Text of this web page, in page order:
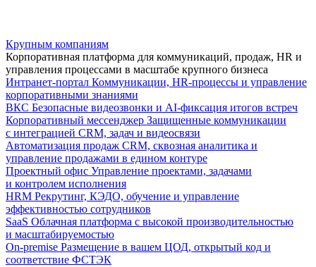
Крупным компаниям
Корпоративная платформа для коммуникаций, продаж, HR и
управления процессами в масштабе крупного бизнеса
Интранет-портал Коммуникации, HR-процессы и управление
корпоративными знаниями
ВКС Безопасные видеозвонки и AI-фиксация итогов встреч
Корпоративный мессенджер Защищенные коммуникации
с интеграцией CRM, задач и видеосвязи
Автоматизация продаж CRM, сквозная аналитика и
управление продажами в едином контуре
Проектный офис Управление проектами, задачами
и контролем исполнения
HRM Рекрутинг, КЭДО, обучение и управление
эффективностью сотрудников
SaaS Облачная платформа с высокой производительностью
и масштабируемостью
On-premise Размещение в вашем ЦОД, открытый код и
соответствие ФСТЭК